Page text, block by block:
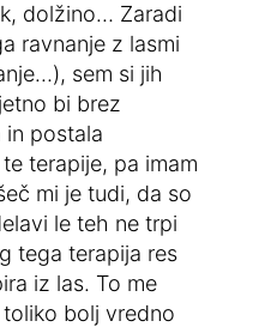
dolžino… Zaradi
ravnanje z lasmi
sem si jih
bi brez
in postala
terapije, pa imam
mi je tudi, da so
le teh ne trpi
tega terapija res
iz las. To me
bolj vredno